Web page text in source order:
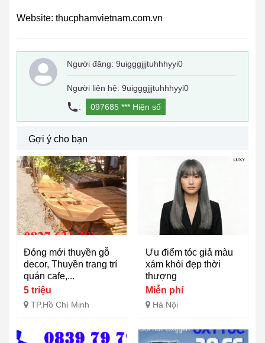
Website: thucphamvietnam.com.vn
Người đăng: 9uigggjjjtuhhhyyi0
Người liên hệ: 9uigggjjjtuhhhyyi0
:
097685 *** Hiện số
Gợi ý cho bạn
Đóng mới thuyền gỗ
decor, Thuyền trang trí
quán cafe,...
5 triệu
TP.Hồ Chí Minh
Ưu điểm tóc giả màu
xám khói​ đẹp thời
thượng
Miễn phí
Hà Nội